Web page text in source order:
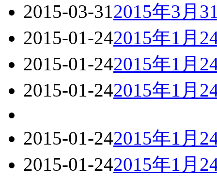
2015-03-31 2015年3月
2015-01-242015年1月
2015-01-242015年1月
2015-01-242015年1月
2015-01-242015年1月
2015-01-242015年1月